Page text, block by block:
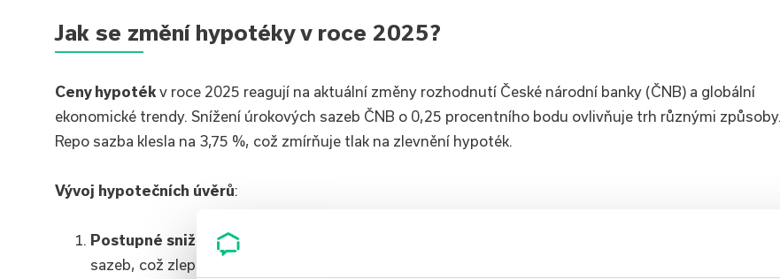
Jak se změní hypotéky v roce 2025?
Ceny hypoték v roce 2025 reagují na aktuální změny rozhodnutí České národní banky (ČNB) a globální
ekonomické trendy. Snížení úrokových sazeb ČNB o 0,25 procentního bodu ovlivňuje trh různými způsoby.
Repo sazba klesla na 3,75 %, což zmírňuje tlak na zlevnění hypoték.
Vývoj hypotečních úvěrů:
Postupné snižování úroků
sazeb, což zlepší dostupnost a žádanost o hypotéky.